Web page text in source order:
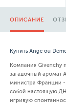
ОПИСАНИЕ
Купить Ange ou
Компания Givenchy
загадочный аромат
министра Франции -
собой настоящую
игривую